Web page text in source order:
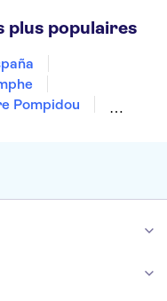
Montpellier
populaires
Pompidou